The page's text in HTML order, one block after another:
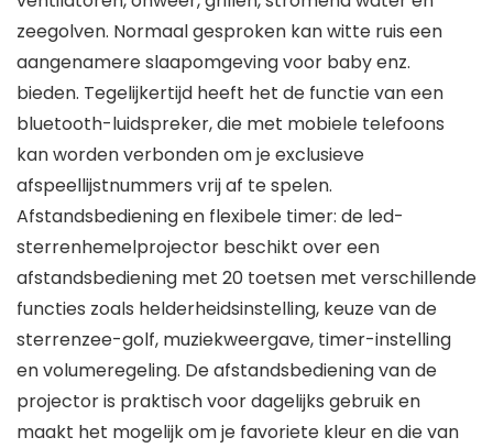
zeegolven. Normaal gesproken kan witte ruis een
aangenamere slaapomgeving voor baby enz.
bieden. Tegelijkertijd heeft het de functie van een
bluetooth-luidspreker, die met mobiele telefoons
kan worden verbonden om je exclusieve
afspeellijstnummers vrij af te spelen.
Afstandsbediening en flexibele timer: de led-
sterrenhemelprojector beschikt over een
afstandsbediening met 20 toetsen met verschillende
functies zoals helderheidsinstelling, keuze van de
sterrenzee-golf, muziekweergave, timer-instelling
en volumeregeling. De afstandsbediening van de
projector is praktisch voor dagelijks gebruik en
maakt het mogelijk om je favoriete kleur en die van